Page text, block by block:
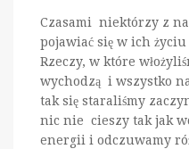
Czasami niektórzy z
pojawiać się w ich
Rzeczy, w które
wychodzą i wszystko
tak się staraliśmy
nic nie cieszy tak jak
energii i odczuwamy